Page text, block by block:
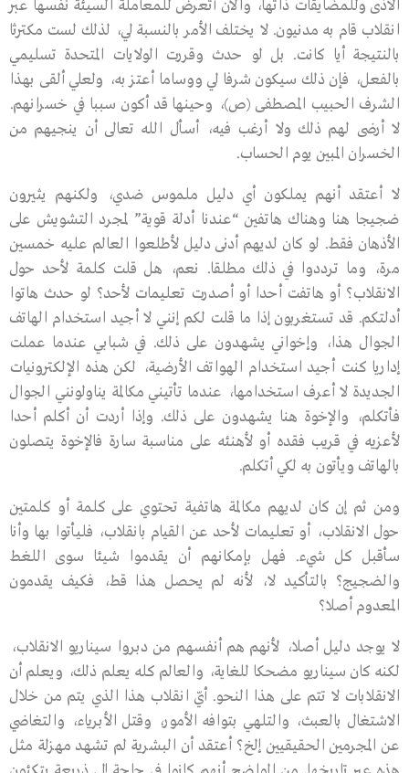
الأذى وللمضايقات ذاتها، والآن أتعرض للمعاملة السيئة نفسها عبر
انقلاب قام به مدنيون. لا يختلف الأمر بالنسبة لي، لذلك لست مكترثا
بالنتيجة أيا كانت. بل لو حدث وقررت الولايات المتحدة تسليمي
بالفعل، فإن ذلك سيكون شرفا لي ووساما أعتز به، ولعلي ألقى بهذا
الشرف الحبيب المصطفى (ص)، وحينها قد أكون سببا في خسرانهم.
لا أرضى لهم ذلك ولا أرغب فيه، أسأل الله تعالى أن ينجيهم من
الخسران المبين يوم الحساب.
لا أعتقد أنهم يملكون أي دليل ملموس ضدي، ولكنهم يثيرون
ضجيجا هنا وهناك هاتفين “عندنا أدلة قوية” لمجرد التشويش على
الأذهان فقط. لو كان لديهم أدنى دليل لأطلعوا العالم عليه خمسين
مرة، وما ترددوا في ذلك مطلقا. نعم، هل قلت كلمة لأحد حول
الانقلاب؟ أو هاتفت أحدا أو أصدرت تعليمات لأحد؟ لو حدث هاتوا
أدلتكم. قد تستغربون إذا ما قلت لكم إنني لا أجيد استخدام الهاتف
الجوال هذا، وإخواني يشهدون على ذلك. في شبابي عندما عملت
إداريا كنت أجيد استخدام الهواتف الأرضية، لكن هذه الإلكترونيات
الجديدة لا أعرف استخدامها، عندما تأتيني مكالمة يناولونني الجوال
فأتكلم، والإخوة هنا يشهدون على ذلك. وإذا أردت أن أكلم أحدا
لأعزيه في قريب فقده أو لأهنئه على مناسبة سارة فالإخوة يتصلون
بالهاتف ويأتون به لكي أتكلم.
ومن ثم إن كان لديهم مكالمة هاتفية تحتوي على كلمة أو كلمتين
حول الانقلاب، أو تعليمات لأحد عن القيام بانقلاب، فليأتوا بها وأنا
سأقبل كل شيء. فهل بإمكانهم أن يقدموا شيئا سوى اللغط
والضجيج؟ بالتأكيد لا، لأنه لم يحصل هذا قط، فكيف يقدمون
المعدوم أصلا؟
لا يوجد دليل أصلا، لأنهم هم أنفسهم من دبروا سيناريو الانقلاب،
لكنه كان سيناريو مضحكا للغاية، والعالم كله يعلم ذلك، ويعلم أن
الانقلابات لا تتم على هذا النحو. أيّ انقلاب هذا الذي يتم من خلال
الاشتغال بالعبث، والتلهي بتوافه الأمور، وقتل الأبرياء، والتغاضي
عن المجرمين الحقيقيين إلخ؟ أعتقد أن البشرية لم تشهد مهزلة مثل